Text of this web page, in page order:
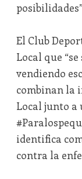
El Club
Local que
vendiendo
combinan la
Local junto a
identifica
contra la